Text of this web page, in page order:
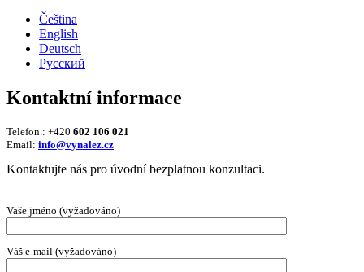
Čeština
English
Deutsch
Русский
Kontaktní informace
Telefon.: +420 602 106 021
Email: info@vynalez.cz
Kontaktujte nás pro úvodní bezplatnou konzultaci.
Vaše jméno (vyžadováno)
Váš e-mail (vyžadováno)